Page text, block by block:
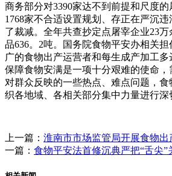
商务部分对3390家达不到前提和尺度
1768家不合适设置规划、存正在严沉
了裁减。全年共查抄定点屠宰企业23
品636。2吨。国务院食物平安办相关
广的食物出产运营者和每生成产加工多
保障食物安满是一项十分艰难的使命，
对群众反映的一些热点、难点问题，食
织各地域、各相关部分集中力量进行深
上一篇： 淮南市市场监管局开展食物
一篇： 食物平安法首修沉典严把“舌尖”